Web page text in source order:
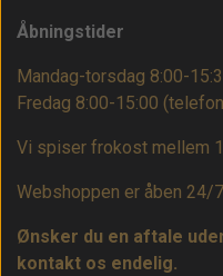
Åbningstider
Mandag-torsdag 8:00-
Fredag 8:00-15:00
Vi spiser frokost mellem
Webshoppen er åben 24/
Ønsker du en aftale
kontakt os endelig.